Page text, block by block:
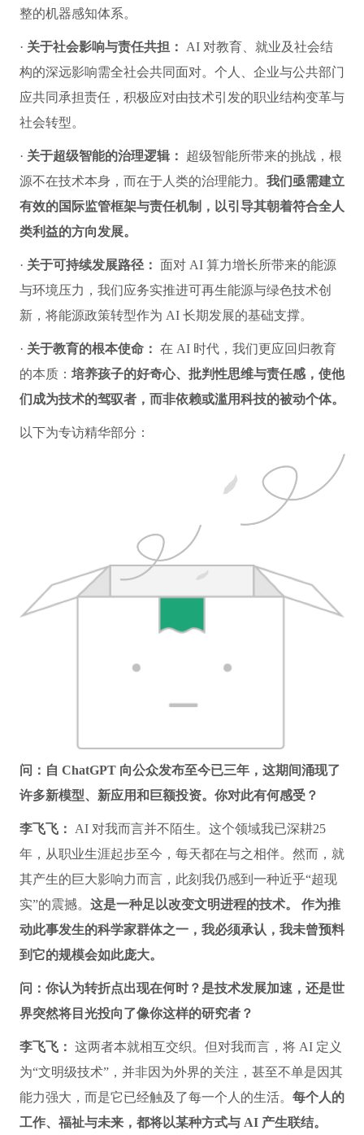
整的机器感知体系。
· 关于社会影响与责任共担：
AI 对教育、就业及社会结
构的深远影响需全社会共同面对。个人、企业与公共部门
应共同承担责任，积极应对由技术引发的职业结构变革与
社会转型。
· 关于超级智能的治理逻辑：
超级智能所带来的挑战，根
源不在技术本身，而在于人类的治理能力。 我们亟需建立
有效的国际监管框架与责任机制，以引导其朝着符合全人
类利益的方向发展。
· 关于可持续发展路径： 面对 AI 算力增长所带来的能源
与环境压力，我们应务实推进可再生能源与绿色技术创
新，将能源政策转型作为 AI 长期发展的基础支撑。
· 关于教育的根本使命： 在 AI 时代，我们更应回归教育
的本质： 培养孩子的好奇心、批判性思维与责任感，使他
们成为技术的驾驭者，而非依赖或滥用科技的被动个体。
以下为专访精华部分：
问：自 ChatGPT 向公众发布至今已三年，这期间涌现了
许多新模型、新应用和巨额投资。你对此有何感受？
李飞飞：
AI 对我而言并不陌生。这个领域我已深耕25
年，从职业生涯起步至今，每天都在与之相伴。然而，就
其产生的巨大影响力而言，此刻我仍感到一种近乎“超现
实”的震撼。 这是一种足以改变文明进程的技术。
作为推
动此事发生的科学家群体之一，我必须承认，我未曾预料
到它的规模会如此庞大。
问：你认为转折点出现在何时？是技术发展加速，还是世
界突然将目光投向了像你这样的研究者？
李飞飞： 这两者本就相互交织。但对我而言，将 AI 定义
为“文明级技术”，并非因为外界的关注，甚至不单是因其
能力强大，而是它已经触及了每一个人的生活。 每个人的
工作、福祉与未来，都将以某种方式与 AI 产生联结。